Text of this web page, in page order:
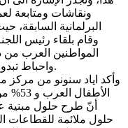
ونقاشات ومتابعة
البرلمانية
وقام بلقاء رئيس
المواطنين العرب من
واحباط تبدو وكأنها هي التي تتسم بها المرحلة الراهنة.
أنّ طرح حلول
حلول ملائمة للقطاعات